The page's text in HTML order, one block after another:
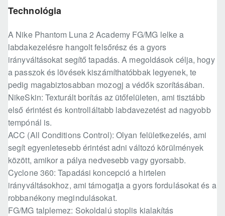
Technológia
A Nike Phantom Luna 2 Academy FG/MG lelke a
labdakezelésre hangolt felsőrész és a gyors
irányváltásokat segítő tapadás. A megoldások célja, hogy
a passzok és lövések kiszámíthatóbbak legyenek, te
pedig magabiztosabban mozogj a védők szorításában.
NikeSkin: Texturált borítás az ütőfelületen, ami tisztább
első érintést és kontrolláltabb labdavezetést ad nagyobb
tempónál is.
ACC (All Conditions Control): Olyan felületkezelés, ami
segít egyenletesebb érintést adni változó körülmények
között, amikor a pálya nedvesebb vagy gyorsabb.
Cyclone 360: Tapadási koncepció a hirtelen
irányváltásokhoz, ami támogatja a gyors fordulásokat és a
robbanékony megindulásokat.
FG/MG talplemez: Sokoldalú stoplis kialakítás